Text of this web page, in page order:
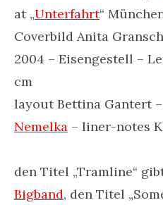
at „Unterfahrt“
Coverbild Anita
2004 – Eisengestell –
cm
layout Bettina Gantert
Nemelka – liner-notes
den Titel „Tramline“
Bigband, den Titel